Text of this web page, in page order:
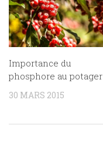
Importance du
phosphore au potager
30 MARS 2015